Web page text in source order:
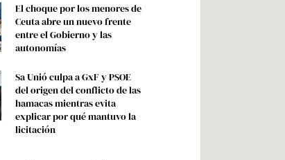
El choque por los menores de
Ceuta abre un nuevo frente
entre el Gobierno y las
autonomías
Sa Unió culpa a GxF y PSOE
del origen del conflicto de las
hamacas mientras evita
explicar por qué mantuvo la
licitación